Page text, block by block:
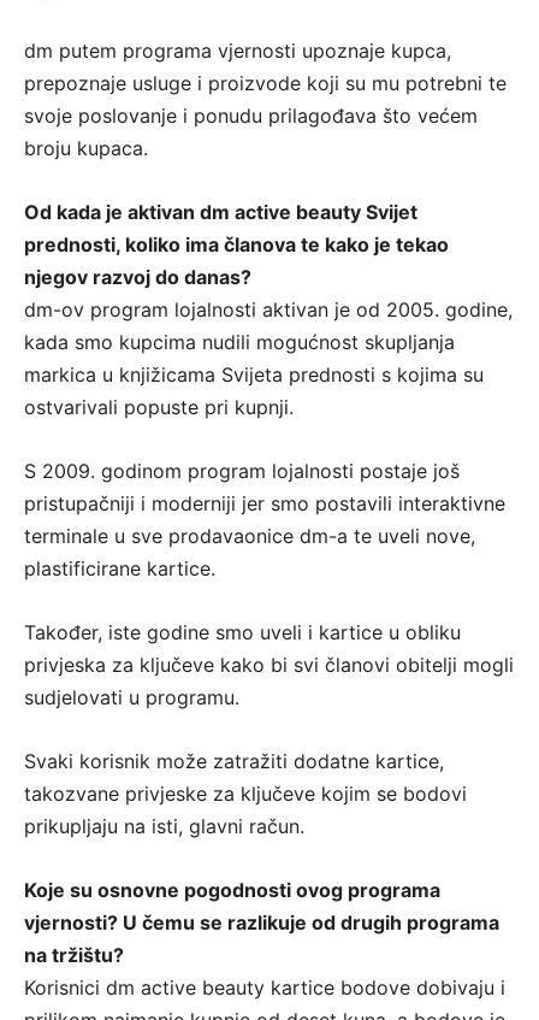
dm putem programa vjernosti upoznaje kupca,
prepoznaje usluge i proizvode koji su mu potrebni te
svoje poslovanje i ponudu prilagođava što većem
broju kupaca.
Od kada je aktivan dm active beauty Svijet
prednosti, koliko ima članova te kako je tekao
njegov razvoj do danas?
dm-ov program lojalnosti aktivan je od 2005. godine,
kada smo kupcima nudili mogućnost skupljanja
markica u knjižicama Svijeta prednosti s kojima su
ostvarivali popuste pri kupnji.
S 2009. godinom program lojalnosti postaje još
pristupačniji i moderniji jer smo postavili interaktivne
terminale u sve prodavaonice dm-a te uveli nove,
plastificirane kartice.
Također, iste godine smo uveli i kartice u obliku
privjeska za ključeve kako bi svi članovi obitelji mogli
sudjelovati u programu.
Svaki korisnik može zatražiti dodatne kartice,
takozvane privjeske za ključeve kojim se bodovi
prikupljaju na isti, glavni račun.
Koje su osnovne pogodnosti ovog programa
vjernosti? U čemu se razlikuje od drugih programa
na tržištu?
Korisnici dm active beauty kartice bodove dobivaju i